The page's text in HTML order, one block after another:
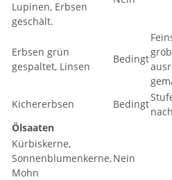
Lupinen, Erbsen
geschält.
Erbsen grün
gespaltet, Linsen
Bedingt
Kichererbsen
Bedingt
Ölsaaten
Kürbiskerne,
Sonnenblumenkerne,
Mohn
Nein